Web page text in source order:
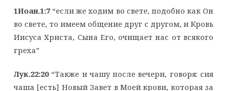
1Иоан.1:7“если же ходим во свете, подобно как Он
во свете, то имеем общение друг с другом, и Кровь
Иисуса Христа, Сына Его, очищает нас от всякого
греха”
Лук.22:20“Также и чашу после вечери, говоря: сия
чаша [есть] Новый Завет в Моей крови, которая за